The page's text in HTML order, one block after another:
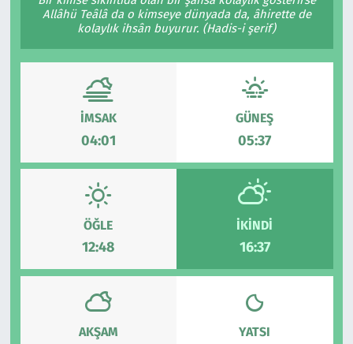
Allâhü Teâlâ da o kimseye dünyada da, âhirette de
kolaylık ihsân buyurur. (Hadis-i şerif)
İMSAK
04:01
GÜNEŞ
05:37
ÖĞLE
12:48
İKINDI
16:37
AKŞAM YATSI
Çevre & Doğa
Turizm